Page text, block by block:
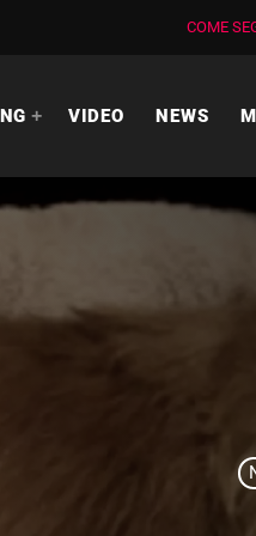
COME
VIDEO NEWS